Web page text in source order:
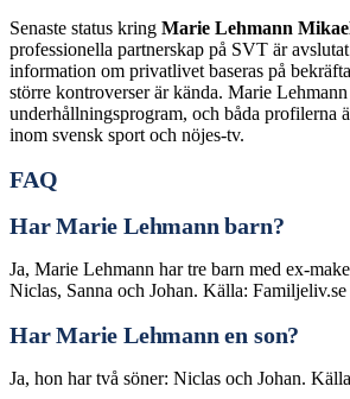
Senaste status kring Marie Lehmann
professionella partnerskap på SVT är
information om privatlivet baseras på
större kontroverser är kända. Marie
underhållningsprogram, och båda profilerna
inom svensk sport och nöjes-tv.
FAQ
Har Marie Lehmann barn?
Ja, Marie Lehmann har tre barn med ex-
Niclas, Sanna och Johan. Källa: Familjeliv.se
Har Marie Lehmann en son?
Ja, hon har två söner: Niclas och Johan.